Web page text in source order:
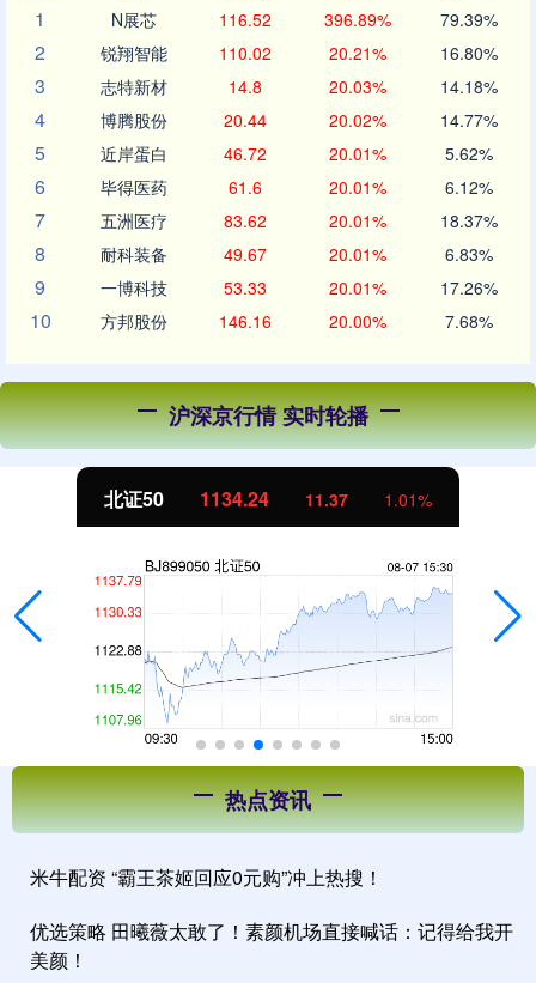
1
N展芯 116.52 396.89% 79.39%
2 锐翔智能 110.02 20.21% 16.80%
3 志特新材 14.8 20.03% 14.18%
4 博腾股份 20.44 20.02% 14.77%
5 近岸蛋白 46.72 20.01% 5.62%
6 毕得医药 61.6 20.01% 6.12%
7 五洲医疗 83.62 20.01% 18.37%
8 耐科装备 49.67 20.01% 6.83%
9 一博科技 53.33 20.01% 17.26%
10 方邦股份 146.16 20.00% 7.68%
沪深京行情 实时轮播
北证50 1134.24 11.37 1.01%
热点资讯
米牛配资 “霸王茶姬回应0元购”冲上热搜！
优选策略 田曦薇太敢了！素颜机场直接喊话：记得给我开
美颜！